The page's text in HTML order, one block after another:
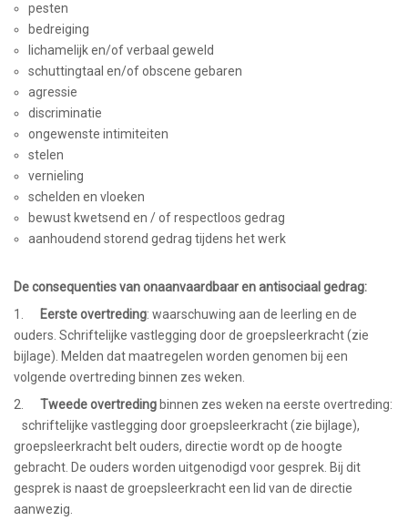
pesten
bedreiging
lichamelijk en/of verbaal geweld
schuttingtaal en/of obscene gebaren
agressie
discriminatie
ongewenste intimiteiten
stelen
vernieling
schelden en vloeken
bewust kwetsend en / of respectloos gedrag
aanhoudend storend gedrag tijdens het werk
De consequenties van onaanvaardbaar en antisociaal gedrag:
1.
Eerste overtreding: waarschuwing aan de leerling en de
ouders. Schriftelijke vastlegging door de groepsleerkracht (zie
bijlage). Melden dat maatregelen worden genomen bij een
volgende overtreding binnen zes weken.
2. Tweede overtreding binnen zes weken na eerste overtreding:
schriftelijke vastlegging door groepsleerkracht (zie bijlage),
groepsleerkracht belt ouders, directie wordt op de hoogte
gebracht. De ouders worden uitgenodigd voor gesprek. Bij dit
gesprek is naast de groepsleerkracht een lid van de directie
aanwezig.